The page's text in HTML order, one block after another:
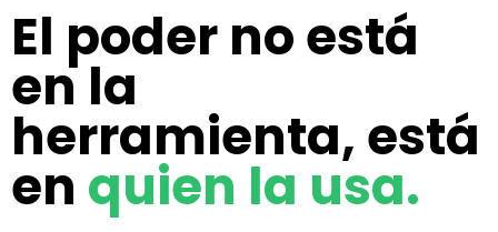
El poder no está
en la
herramienta, está
en quien la usa.